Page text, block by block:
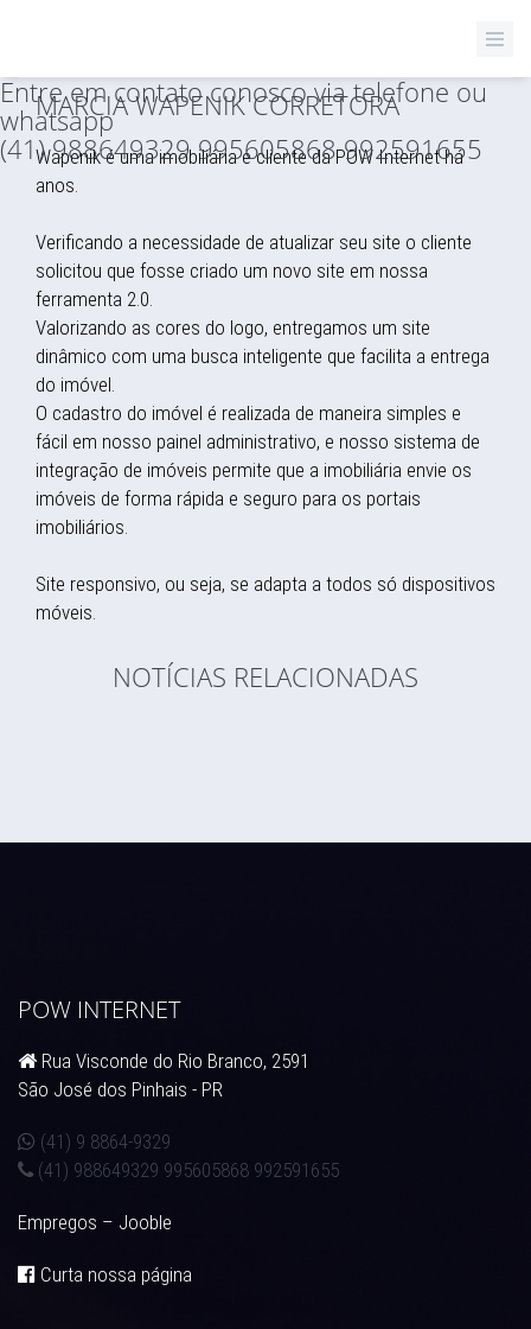
Entre em contato conosco via telefone ou
whatsapp
(41) 988649329 995605868 992591655
MARCIA WAPENIK CORRETORA
Wapenik é uma imobiliária e cliente da POW Internet há
anos.
Verificando a necessidade de atualizar seu site o cliente
solicitou que fosse criado um novo site em nossa
ferramenta 2.0.
Valorizando as cores do logo, entregamos um site
dinâmico com uma busca inteligente que facilita a entrega
do imóvel.
O cadastro do imóvel é realizada de maneira simples e
fácil em nosso painel administrativo, e nosso sistema de
integração de imóveis permite que a imobiliária envie os
imóveis de forma rápida e seguro para os portais
imobiliários.
Site responsivo, ou seja, se adapta a todos só dispositivos
móveis.
NOTÍCIAS RELACIONADAS
POW INTERNET
Rua Visconde do Rio Branco, 2591
São José dos Pinhais - PR
(41) 9 8864-9329
(41) 988649329 995605868 992591655
Empregos – Jooble
Curta nossa página